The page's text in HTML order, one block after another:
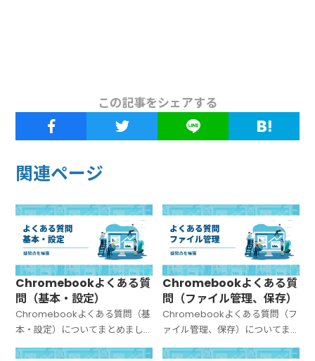
この記事をシェアする
関連ページ
Chromebookよくある質
問（基本・設定）
Chromebookよくある質問（基
本・設定）についてまとめまし
た。
Chromebookよくある質
問（ファイル管理、保存）
Chromebookよくある質問（フ
ァイル管理、保存）についてま
とめました。